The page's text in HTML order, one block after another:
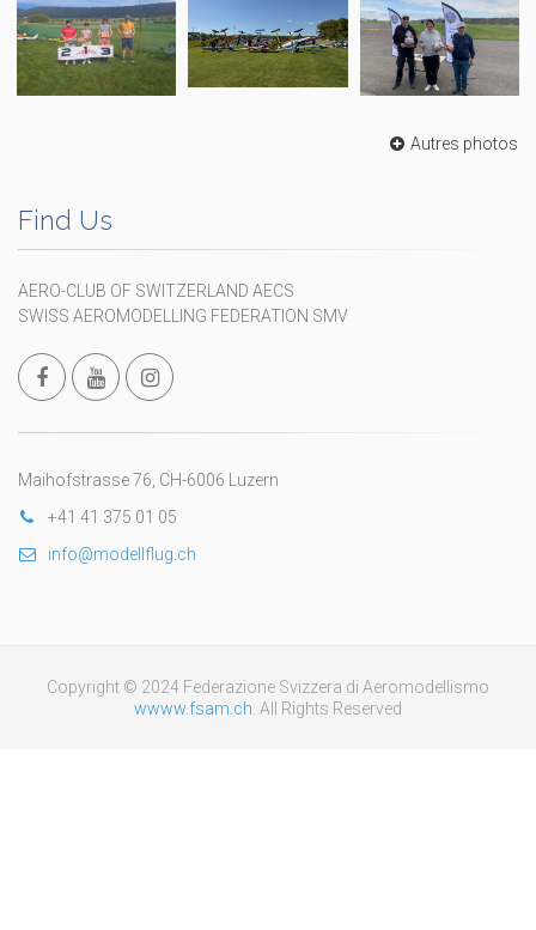
Autres photos
Find Us
AERO-CLUB OF SWITZERLAND AECS
SWISS AEROMODELLING FEDERATION SMV
Maihofstrasse 76, CH-6006 Luzern
+41 41 375 01 05
info@modellflug.ch
Copyright © 2024 Federazione Svizzera di Aeromodellismo
wwww.fsam.ch . All Rights Reserved